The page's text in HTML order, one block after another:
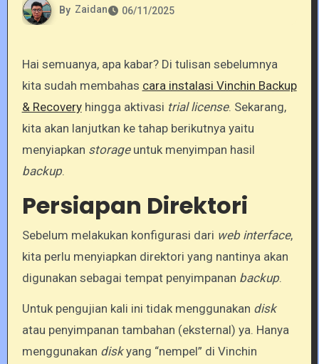
By Zaidan 06/11/2025
Hai semuanya, apa kabar? Di tulisan sebelumnya
kita sudah membahas cara instalasi Vinchin Backup
& Recoveryhingga aktivasi trial license. Sekarang,
kita akan lanjutkan ke tahap berikutnya yaitu
menyiapkan storageuntuk menyimpan hasil
backup.
Persiapan Direktori
Sebelum melakukan konfigurasi dari web interface,
kita perlu menyiapkan direktori yang nantinya akan
digunakan sebagai tempat penyimpanan backup.
Untuk pengujian kali ini tidak menggunakan disk
atau penyimpanan tambahan (eksternal) ya. Hanya
menggunakan diskyang “nempel” di Vinchin